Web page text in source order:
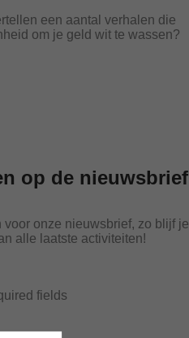
een aantal verhalen die
om je geld wit te wassen?
op de nieuwsbrief
voor onze nieuwsbrief, zo blijf je
alle laatste activiteiten!
fields